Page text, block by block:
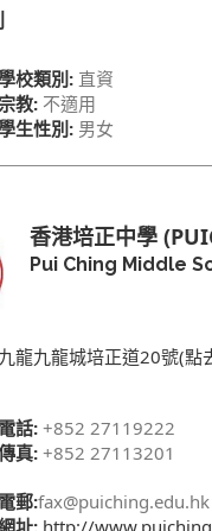
校類別: 直資
教: 不適用
生性別: 男女
香港培正中學
Pui Ching Middle
龍九龍城培正道20號(點
話: +852 27119222
真: +852 27113201
郵:fax@puiching.edu.hk
址: http://